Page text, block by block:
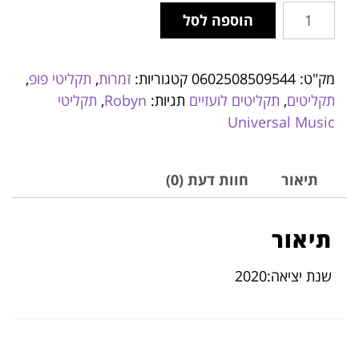
הוספה לסל
מק"ט: 0602508509544 קטגוריות: זמרות, תקליטי פופ,
תקליטים, תקליטים לועזיים תגיות: Robyn
, תקליטי
Universal Music
תיאור חוות דעת (0)
תיאור
שנת יציאה:2020